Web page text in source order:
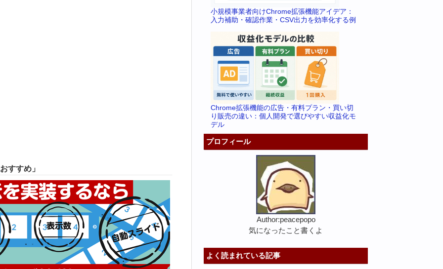
すすめ」
小規模事業者向けChrome拡張機能アイデア：
入力補助・確認作業・CSV出力を効率化する例
Chrome拡張機能の広告・有料プラン・買い切
り販売の違い：個人開発で選びやすい収益化モ
デル
プロフィール
Author:peacepopo
気になったこと書くよ
よく読まれている記事